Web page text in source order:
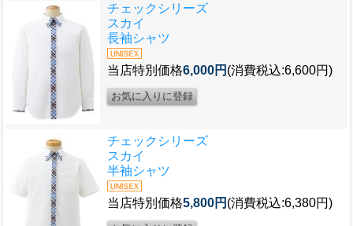
チェックシリーズ
スカイ
長袖シャツ
当店特別価格6,000円 (消費税込:6,600円)
チェックシリーズ
スカイ
半袖シャツ
当店特別価格5,800円 (消費税込:6,380円)